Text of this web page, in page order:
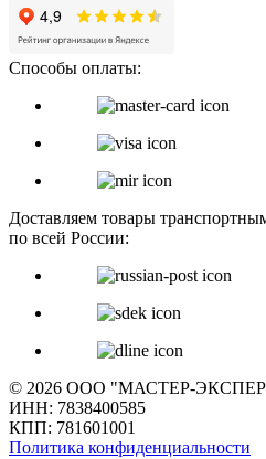
Способы оплаты:
Доставляем товары
по всей России:
© 2026 ООО "МАСТЕР-
ИНН: 7838400585
КПП: 781601001
Политика конфиденциальности